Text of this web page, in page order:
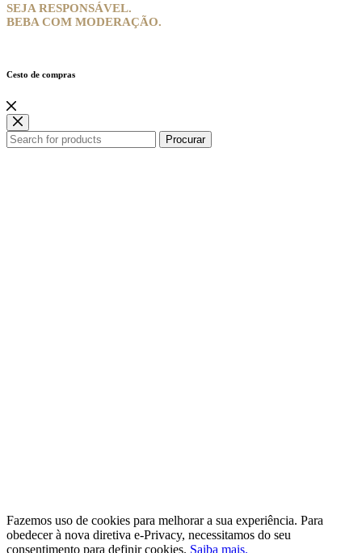
SEJA RESPONSÁVEL.
BEBA COM MODERAÇÃO.
Cesto de compras
Procurar
Fazemos uso de cookies para melhorar a sua experiência. Para
obedecer à nova diretiva e-Privacy, necessitamos do seu
consentimento para definir cookies. Saiba mais.